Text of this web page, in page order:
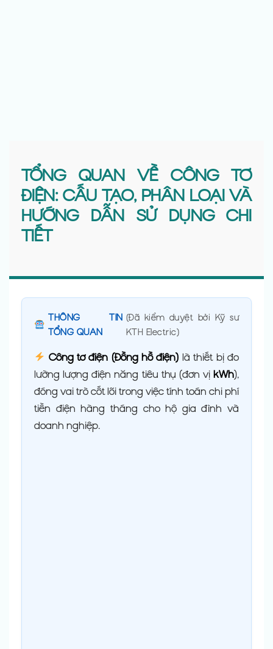
TỔNG QUAN VỀ CÔNG TƠ
ĐIỆN: CẤU TẠO, PHÂN LOẠI VÀ
HƯỚNG DẪN SỬ DỤNG CHI
TIẾT
THÔNG TIN
TỔNG QUAN
(Đã kiểm duyệt bởi Kỹ sư
KTH Electric)
Công tơ điện (Đồng hồ điện) là thiết bị đo
lường lượng điện năng tiêu thụ (đơn vị kWh),
đóng vai trò cốt lõi trong việc tính toán chi phí
tiền điện hàng tháng cho hộ gia đình và
doanh nghiệp.